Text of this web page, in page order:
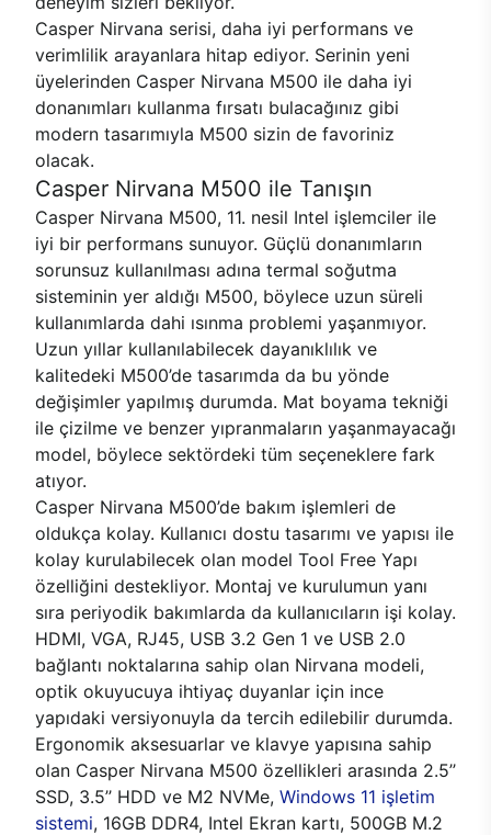
Casper Nirvana serisi, daha iyi performans ve
verimlilik arayanlara hitap ediyor. Serinin yeni
üyelerinden Casper Nirvana M500 ile daha iyi
donanımları kullanma fırsatı bulacağınız gibi
modern tasarımıyla M500 sizin de favoriniz
olacak.
Casper Nirvana M500 ile Tanışın
Casper Nirvana M500, 11. nesil Intel işlemciler ile
iyi bir performans sunuyor. Güçlü donanımların
sorunsuz kullanılması adına termal soğutma
sisteminin yer aldığı M500, böylece uzun süreli
kullanımlarda dahi ısınma problemi yaşanmıyor.
Uzun yıllar kullanılabilecek dayanıklılık ve
kalitedeki M500’de tasarımda da bu yönde
değişimler yapılmış durumda. Mat boyama tekniği
ile çizilme ve benzer yıpranmaların yaşanmayacağı
model, böylece sektördeki tüm seçeneklere fark
atıyor.
Casper Nirvana M500’de bakım işlemleri de
oldukça kolay. Kullanıcı dostu tasarımı ve yapısı ile
kolay kurulabilecek olan model Tool Free Yapı
özelliğini destekliyor. Montaj ve kurulumun yanı
sıra periyodik bakımlarda da kullanıcıların işi kolay.
HDMI, VGA, RJ45, USB 3.2 Gen 1 ve USB 2.0
bağlantı noktalarına sahip olan Nirvana modeli,
optik okuyucuya ihtiyaç duyanlar için ince
yapıdaki versiyonuyla da tercih edilebilir durumda.
Ergonomik aksesuarlar ve klavye yapısına sahip
olan Casper Nirvana M500 özellikleri arasında 2.5’’
SSD, 3.5’’ HDD ve M2 NVMe, Windows 11 işletim
sistemi, 16GB DDR4, Intel Ekran kartı, 500GB M.2